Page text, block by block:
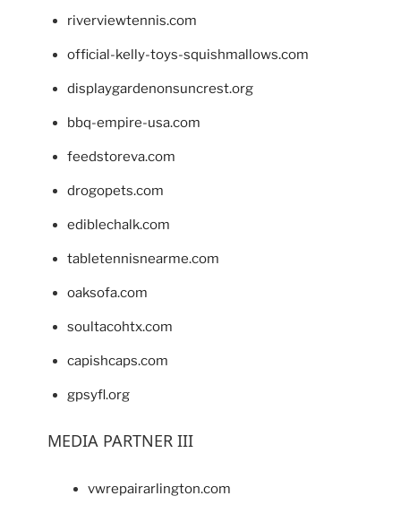
riverviewtennis.com
official-kelly-toys-squishmallows.com
displaygardenonsuncrest.org
bbq-empire-usa.com
feedstoreva.com
drogopets.com
ediblechalk.com
tabletennisnearme.com
oaksofa.com
soultacohtx.com
capishcaps.com
gpsyfl.org
MEDIA PARTNER III
vwrepairarlington.com